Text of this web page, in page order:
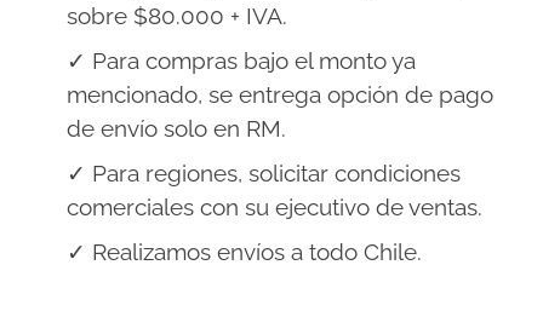
sobre $80.000 + IVA.
✓ Para compras bajo el monto ya
mencionado, se entrega opción de pago
de envío solo en RM.
✓ Para regiones, solicitar condiciones
comerciales con su ejecutivo de ventas.
✓ Realizamos envíos a todo Chile.